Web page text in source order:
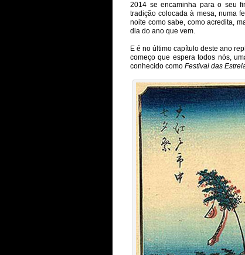
2014 se encaminha para o seu
tradição colocada à mesa, numa
noite como sabe, como acredita,
dia do ano que vem.
E é no último capítulo deste ano
começo que espera todos nós,
conhecido como Festival das